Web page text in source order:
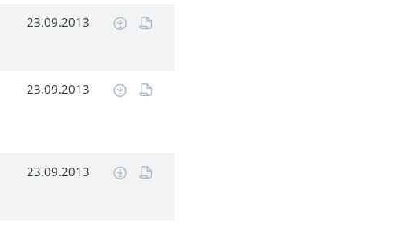
23.09.2013
23.09.2013
23.09.2013